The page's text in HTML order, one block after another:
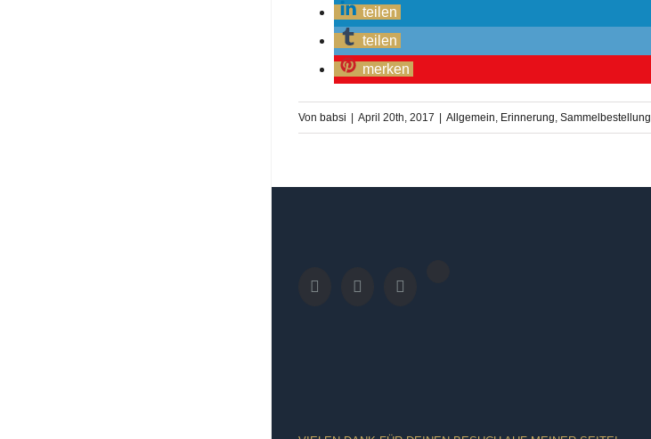
teilen
teilen
merken
Von babsi | April 20th, 2017 | Allgemein Erinnerung Sammelbestellung